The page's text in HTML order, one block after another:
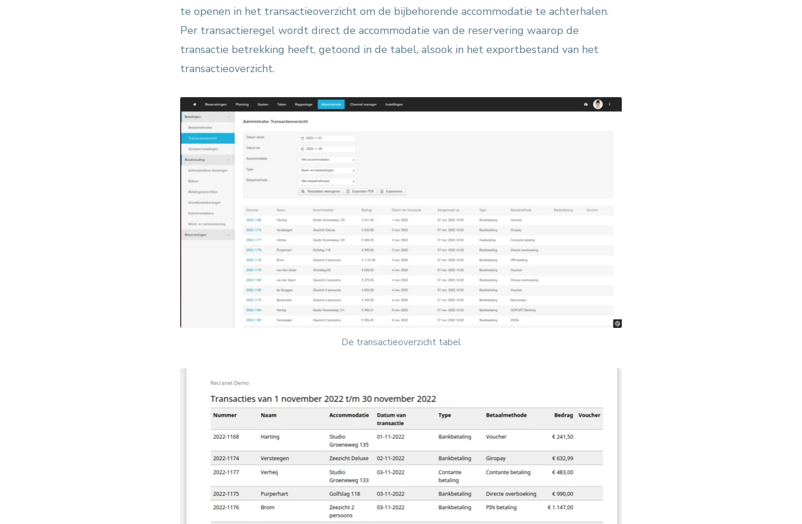
te openen in het transactieoverzicht om de bijbehorende accommodatie te achterhalen.
Per transactieregel wordt direct de accommodatie van de reservering waarop de
transactie betrekking heeft, getoond in de tabel, alsook in het exportbestand van het
transactieoverzicht.
De transactieoverzicht tabel